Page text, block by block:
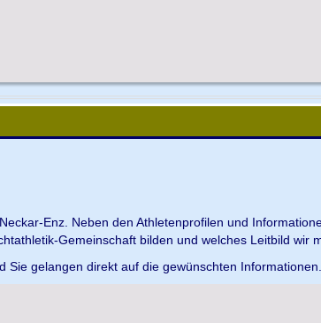
Enz. Neben den Athletenprofilen und
Gemeinschaft bilden und welches Leitbild wir
Sie gelangen direkt auf die gewünschten